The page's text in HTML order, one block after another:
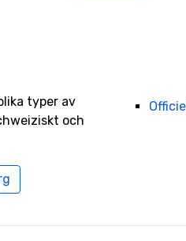
med ett avstånd på
ligger
typer av
och